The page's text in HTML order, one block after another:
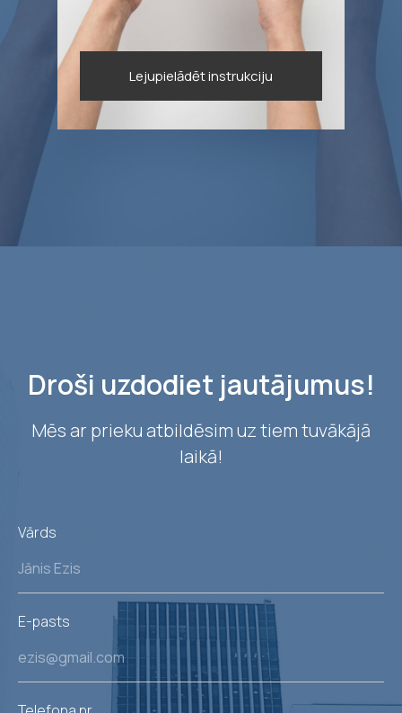
Lejupielādēt instrukciju
Droši uzdodiet jautājumus!
Mēs ar prieku atbildēsim uz tiem tuvākājā
laikā!
Vārds
E-pasts